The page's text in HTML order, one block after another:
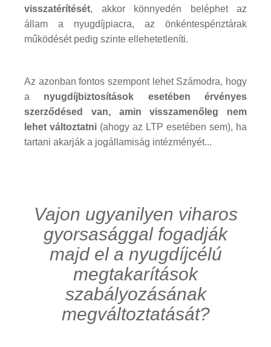
visszatérítését, akkor könnyedén beléphet az
állam a nyugdíjpiacra, az önkéntespénztárak
működését pedig szinte ellehetetleníti.
Az azonban fontos szempont lehet Számodra, hogy
a nyugdíjbiztosítások esetében érvényes
szerződésed van, amin visszamenőleg nem
lehet változtatni (ahogy az LTP esetében sem), ha
tartani akarják a jogállamiság intézményét...
Vajon ugyanilyen viharos
gyorsasággal fogadják
majd el a nyugdíjcélú
megtakarítások
szabályozásának
megváltoztatását?